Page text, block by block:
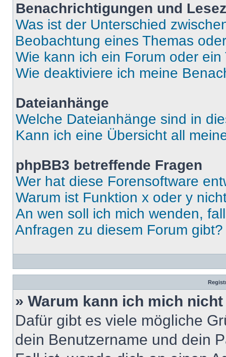
Benachrichtigungen und
Was ist der Unterschied
Beobachtung eines Themas
Wie kann ich ein Forum oder
Wie deaktiviere ich meine
Dateianhänge
Welche Dateianhänge sind in
Kann ich eine Übersicht all
phpBB3 betreffende Fragen
Wer hat diese Forensoftware
Warum ist Funktion x oder y
An wen soll ich mich wenden,
Anfragen zu diesem Forum gibt?
» Warum kann ich mich
Dafür gibt es viele mögliche
dein Benutzername und dein